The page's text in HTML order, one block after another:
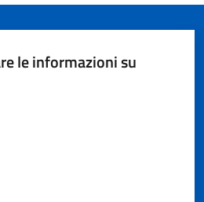
le informazioni su